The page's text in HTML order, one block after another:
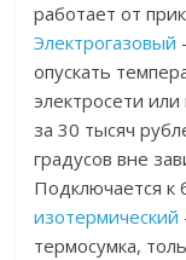
работает от
Электрогазовый
опускать
электросети или
за 30 тысяч
градусов вне
Подключается к
изотермический
термосумка,